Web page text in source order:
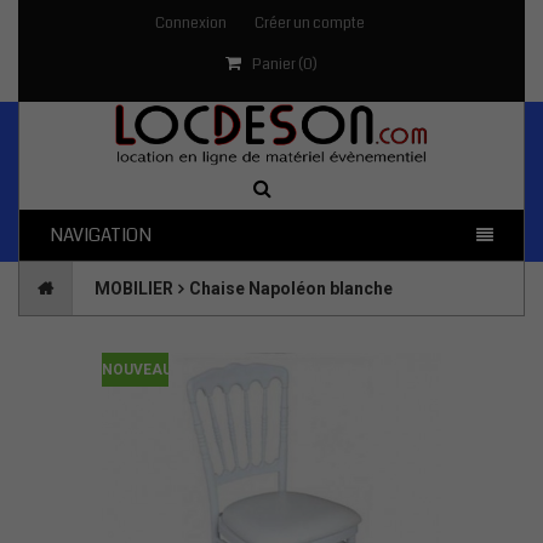
Connexion
Créer un compte
Panier (0)
NAVIGATION
MOBILIER Chaise Napoléon blanche
NOUVEAU